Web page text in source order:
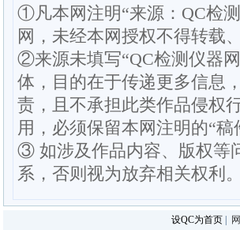
①凡本网注明“来源：QC检
网，未经本网授权不得转载
②来源未填写“QC检测仪器
体，目的在于传递更多信息
责，且不承担此类作品侵权
用，必须保留本网注明的“
③ 如涉及作品内容、版权等
系，否则视为放弃相关权利。
设QC为首页